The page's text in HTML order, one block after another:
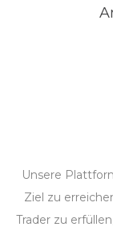
Unsere
Ziel zu
Trader zu